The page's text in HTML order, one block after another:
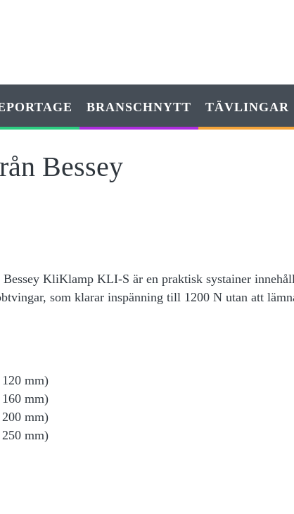
BRANSCHNYTT TÄVLINGAR
Bessey
KliKlamp KLI-S är en praktisk systainer
som klarar inspänning till 1200 N utan att
mm)
mm)
mm)
mm)